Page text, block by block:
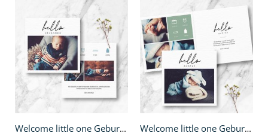
Welcome little one Geburtskarte - quadratisch Welcome little one Geburtskarte - Klappkarte quadratisch